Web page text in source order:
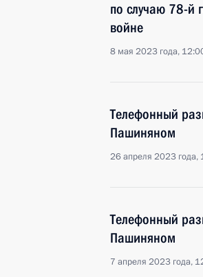
по случаю 78-й
войне
8 мая 2023 года,
Телефонный
Пашиняном
26 апреля 2023 года,
Телефонный
Пашиняном
7 апреля 2023 года,